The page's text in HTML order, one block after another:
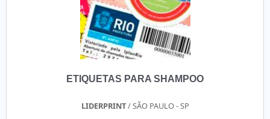
ETIQUETAS PARA SHAMPOO
LIDERPRINT/ SÃO PAULO - SP